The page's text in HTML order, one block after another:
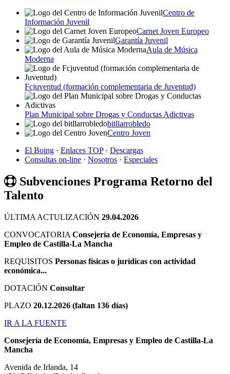
Centro de
Información Juvenil
Carnet Joven Europeo
Garantía Juvenil
Aula de Música
Moderna
Fcjuventud (formación complementaria de Juventud)
Plan Municipal sobre Drogas y Conductas Adictivas
bitllarrobledo
Centro Joven
El Boing · Enlaces TOP· Descargas
Consultas on-line · Nosotros · Especiales
Subvenciones Programa Retorno del
Talento
ÚLTIMA ACTULIZACIÓN 29.04.2026
CONVOCATORIA Consejería de Economía, Empresas y
Empleo de Castilla-La Mancha
REQUISITOS Personas físicas o jurídicas con actividad
económica...
DOTACIÓN Consultar
PLAZO 20.12.2026 (faltan 136 días)
IR A LA FUENTE
Consejería de Economía, Empresas y Empleo de Castilla-La
Mancha
Avenida de Irlanda, 14